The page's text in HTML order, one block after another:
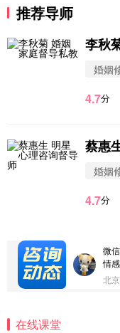
推荐导师
李秋
婚姻
4.7分
蔡惠
婚姻
4.7分
浙
案
微
江
案
微
微
方案
上
在线课堂